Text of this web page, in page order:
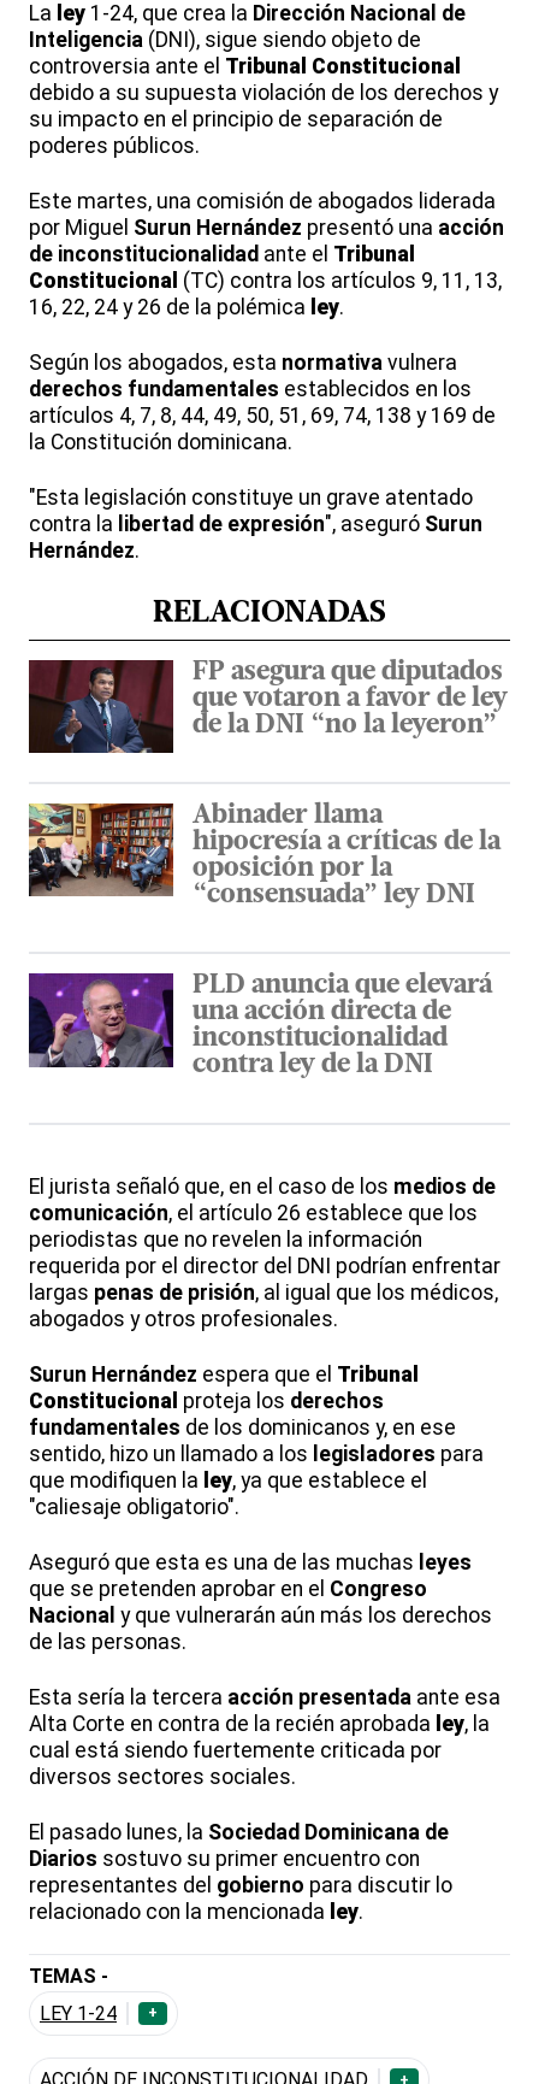
La ley 1-24, que crea la Dirección Nacional de
Inteligencia (DNI), sigue siendo objeto de
controversia ante el Tribunal Constitucional
debido a su supuesta violación de los derechos y
su impacto en el principio de separación de
poderes públicos.
Este martes, una comisión de abogados liderada
por Miguel Surun Hernández presentó una acción
de inconstitucionalidad ante el Tribunal
Constitucional (TC) contra los artículos 9, 11, 13,
16, 22, 24 y 26 de la polémica ley.
Según los abogados, esta normativa vulnera
derechos fundamentales establecidos en los
artículos 4, 7, 8, 44, 49, 50, 51, 69, 74, 138 y 169 de
la Constitución dominicana.
"Esta legislación constituye un grave atentado
contra la libertad de expresión", aseguró Surun
Hernández.
RELACIONADAS
FP asegura que diputados
que votaron a favor de ley
de la DNI “no la leyeron”
Abinader llama
hipocresía a críticas de la
oposición por la
“consensuada” ley DNI
PLD anuncia que elevará
una acción directa de
inconstitucionalidad
contra ley de la DNI
El jurista señaló que, en el caso de los medios de
comunicación, el artículo 26 establece que los
periodistas que no revelen la información
requerida por el director del DNI podrían enfrentar
largas penas de prisión, al igual que los médicos,
abogados y otros profesionales.
Surun Hernández espera que el Tribunal
Constitucional proteja los derechos
fundamentales de los dominicanos y, en ese
sentido, hizo un llamado a los legisladores para
que modifiquen la ley, ya que establece el
"caliesaje obligatorio".
Aseguró que esta es una de las muchas leyes
que se pretenden aprobar en el Congreso
Nacional y que vulnerarán aún más los derechos
de las personas.
Esta sería la tercera acción presentada ante esa
Alta Corte en contra de la recién aprobada ley, la
cual está siendo fuertemente criticada por
diversos sectores sociales.
El pasado lunes, la Sociedad Dominicana de
Diarios sostuvo su primer encuentro con
representantes del gobierno para discutir lo
relacionado con la mencionada ley.
TEMAS -
LEY 1-24
+
+